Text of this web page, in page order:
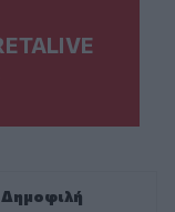
Δημοφιλή